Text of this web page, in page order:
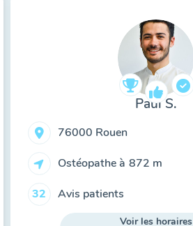
Paul S.
76000 Rouen
Ostéopathe à 872 m
32 Avis patients
Voir les horaires